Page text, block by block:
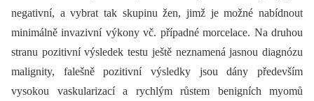
negativní, a vybrat tak skupinu žen, jimž je možné nabídnout
minimálně invazivní výkony vč. případné morcelace. Na druhou
stranu pozitivní výsledek testu ještě neznamená jasnou diagnózu
malignity, falešně pozitivní výsledky jsou dány především
vysokou vaskularizací a rychlým růstem benigních myomů